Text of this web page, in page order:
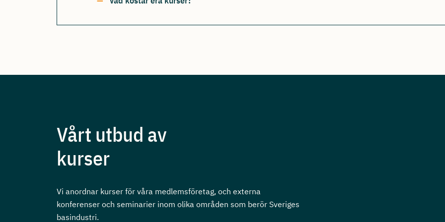
Vårt utbud av
kurser
Vi anordnar kurser för våra medlemsföretag, och externa
konferenser och seminarier inom olika områden som berör Sveriges
basindustri.